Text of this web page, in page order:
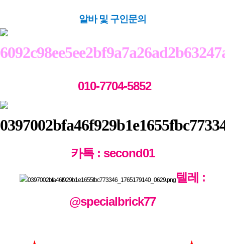
알바 및 구인문의
010-7704-5852
카톡 : second01
텔레 :
@specialbrick77